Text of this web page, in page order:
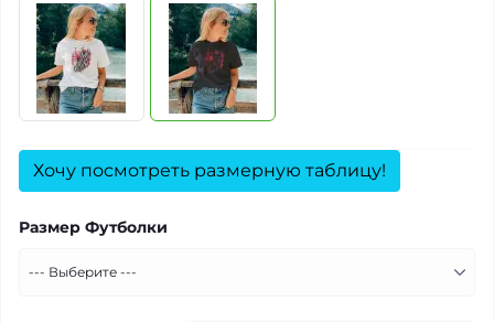
Хочу посмотреть размерную таблицу!
Размер Футболки